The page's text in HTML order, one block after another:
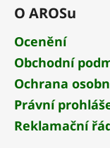
O AROSu
Ocenění
Obchodní
Ochrana
Právní
Reklamační